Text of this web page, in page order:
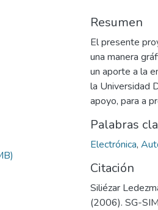
Resumen
El presente
una manera
un aporte a la
la Universidad
apoyo, para a
Palabras
Electrónica,
Citación
Siliézar
(2006). SG-